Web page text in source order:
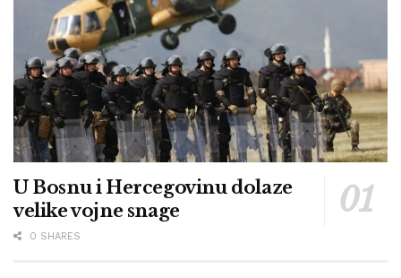
U Bosnu i Hercegovinu dolaze
velike vojne snage
0 SHARES